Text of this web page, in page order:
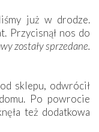
już w drodze.
Przycisnął nos do
zostały sprzedane.
sklepu, odwrócił
Po powrocie
też dodatkowa